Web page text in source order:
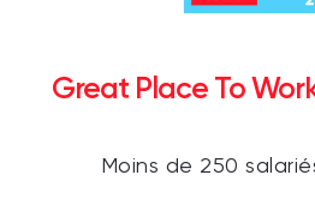
Great Place To
Moins de 250